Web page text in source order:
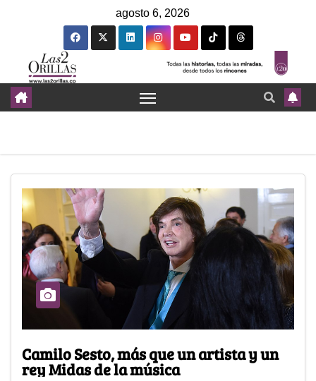
agosto 6, 2026
Camilo Sesto, más que un artista y un
rey Midas de la música